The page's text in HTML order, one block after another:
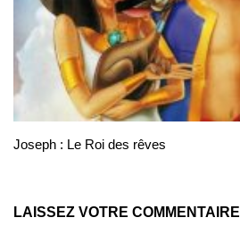
Joseph : Le Roi des rêves
LAISSEZ VOTRE COMMENTAIRE